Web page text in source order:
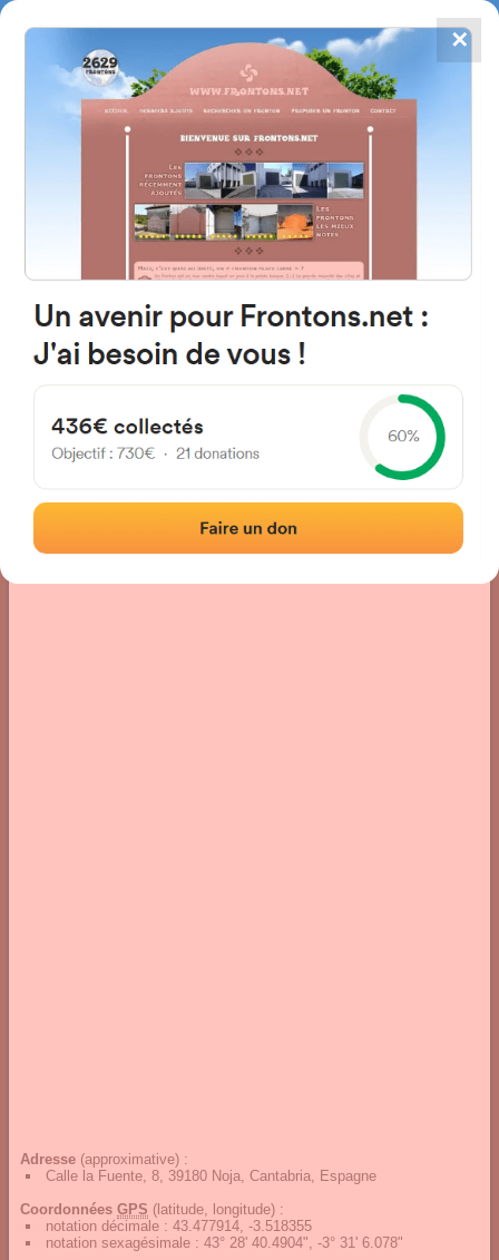
FRONTONS.NET
RECHERCHER UN FRONTON
PROPOSER UN FRONTON
4867
frontons
39180 Noja, Cantabria Espagne
Photos Commentaires et avis
Adresse (approximative) :
Calle la Fuente, 8, 39180 Noja, Cantabria, Espagne
Coordonnées GPS (latitude, longitude) :
notation décimale : 43.477914, -3.518355
notation sexagésimale : 43° 28' 40.4904", -3° 31' 6.078"
✕